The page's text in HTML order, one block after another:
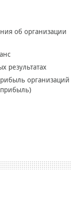
об организации
результатах
организаций